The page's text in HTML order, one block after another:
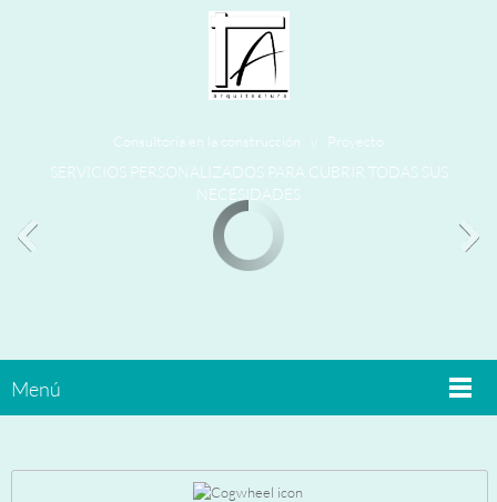
Consultoría en la construcción y Proyecto
SERVICIOS PERSONALIZADOS PARA CUBRIR TODAS SUS
NECESIDADES
Menú